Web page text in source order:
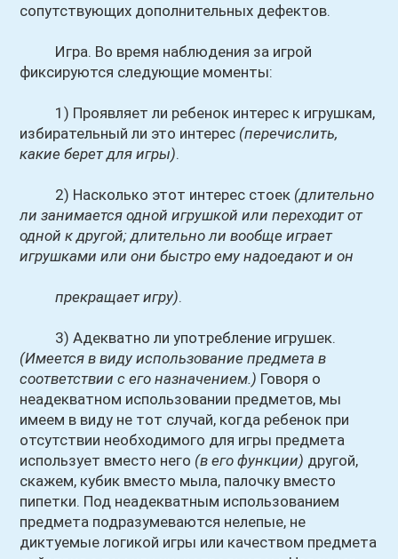
сопутствующих дополнительных дефектов.
Игра. Во время наблюдения за игрой
фиксируются следующие моменты:
1) Проявляет ли ребенок интерес к игрушкам,
избирательный ли это интерес (перечислить,
какие берет для игры).
2) Насколько этот интерес стоек (длительно
ли занимается одной игрушкой или переходит от
одной к другой; длительно ли вообще играет
игрушками или они быстро ему надоедают и он
прекращает игру).
3) Адекватно ли употребление игрушек.
(Имеется в виду использование предмета в
соответствии с его назначением.) Говоря о
неадекватном использовании предметов, мы
имеем в виду не тот случай, когда ребенок при
отсутствии необходимого для игры предмета
использует вместо него (в его функции) другой,
скажем, кубик вместо мыла, палочку вместо
пипетки. Под неадекватным использованием
предмета подразумеваются нелепые, не
диктуемые логикой игры или качеством предмета